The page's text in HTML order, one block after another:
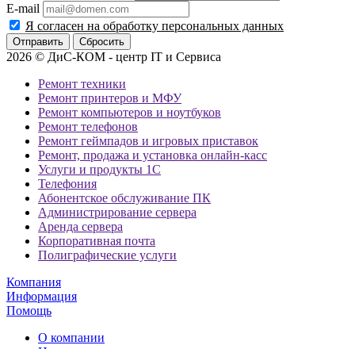
E-mail
Я согласен на обработку персональных данных
Сбросить
2026 © ДиС-КОМ - центр IT и Сервиса
Ремонт техники
Ремонт принтеров и МФУ
Ремонт компьютеров и ноутбуков
Ремонт телефонов
Ремонт геймпадов и игровых приставок
Ремонт, продажа и установка онлайн-касс
Услуги и продукты 1С
Телефония
Абонентское обслуживание ПК
Администрирование сервера
Аренда сервера
Корпоративная почта
Полиграфические услуги
Компания
Информация
Помощь
О компании